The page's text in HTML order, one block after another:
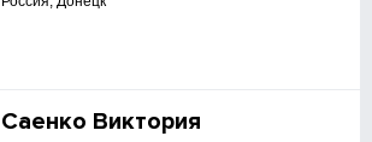
Саенко Виктория